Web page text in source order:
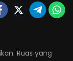
Ruas yang